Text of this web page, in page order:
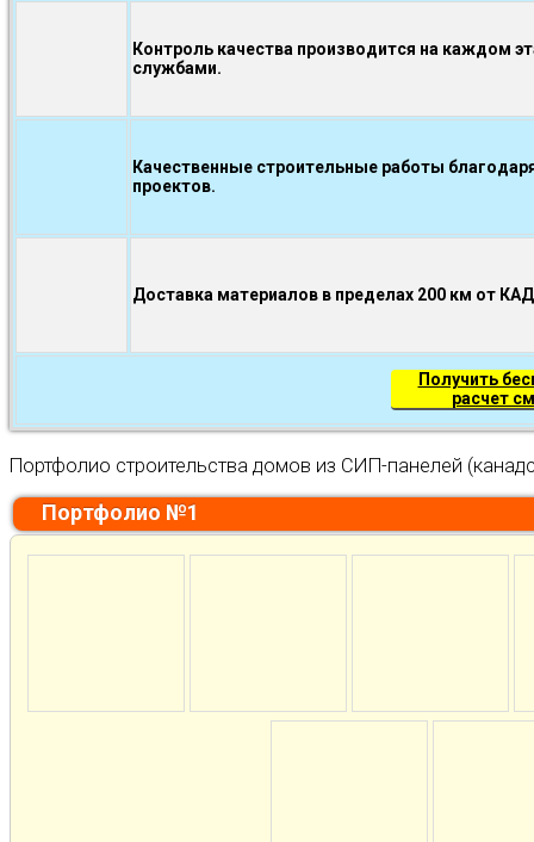
Контроль качества производится на каждом
службами.
Качественные строительные работы
проектов.
Доставка материалов в пределах 200 км от
Получить
расчет
Портфолио строительства домов из СИП-панелей
Портфолио №1